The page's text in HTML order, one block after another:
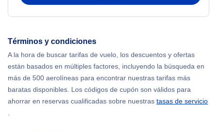
Términos y condiciones
A la hora de buscar tarifas de vuelo, los descuentos y ofertas
están basados en múltiples factores, incluyendo la búsqueda en
más de 500 aerolíneas para encontrar nuestras tarifas más
baratas disponibles. Los códigos de cupón son válidos para
ahorrar en reservas cualificadas sobre nuestras tasas de servicio
.